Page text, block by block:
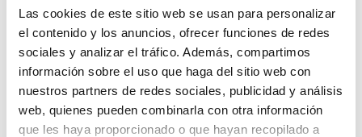
Las cookies de este sitio web se usan para personalizar
el contenido y los anuncios, ofrecer funciones de redes
sociales y analizar el tráfico. Además, compartimos
información sobre el uso que haga del sitio web con
nuestros partners de redes sociales, publicidad y análisis
web, quienes pueden combinarla con otra información
que les haya proporcionado o que hayan recopilado a
musical que le llevará a través de diferentes ritmos y estilos.
Acompáñenos en este viaje con Recoleto Creative. Baile y
diviértase en nuestro espacio creativo en el que también
mostramos artistas contemporáneos del 2021.Para reservar
plaza, regístrese en: https://es.recoleto.com/event-
details/cubalinda-cabaret
Música Precio 45€